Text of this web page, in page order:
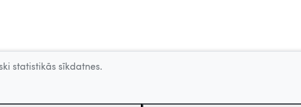
statistikās sīkdatnes.